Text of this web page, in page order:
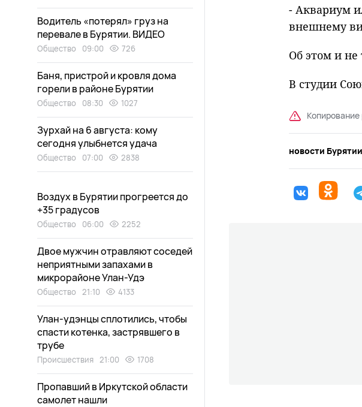
- Аквариум
внешнему
Об этом и не
В студии
Копирование
новости Бурятии
Водитель «потерял» груз на
перевале в Бурятии. ВИДЕО
Общество 09:00 726
Баня, пристрой и кровля дома
горели в районе Бурятии
Общество 08:30 1027
Зурхай на 6 августа: кому
сегодня улыбнется удача
Общество 07:00 2838
Воздух в Бурятии прогреется до
+35 градусов
Общество 06:00 2252
Двое мужчин отравляют соседей
неприятными запахами в
микрорайоне Улан-Удэ
Общество 21:10 4133
Улан-удэнцы сплотились, чтобы
спасти котенка, застрявшего в
трубе
Происшествия 21:00 1708
Пропавший в Иркутской области
самолет нашли